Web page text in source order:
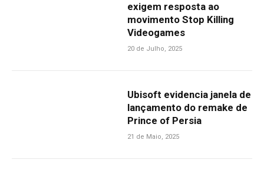
exigem resposta ao
movimento Stop Killing
Videogames
20 de Julho, 2025
Ubisoft evidencia janela de
lançamento do remake de
Prince of Persia
21 de Maio, 2025